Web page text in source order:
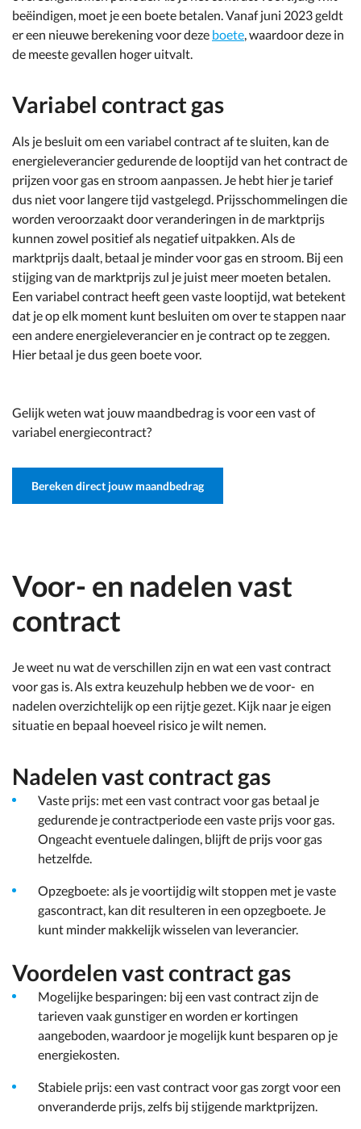
beëindigen, moet je een boete betalen. Vanaf juni 2023 geldt
er een nieuwe berekening voor deze boete , waardoor deze in
de meeste gevallen hoger uitvalt.
Variabel contract gas
Als je besluit om een variabel contract af te sluiten, kan de
energieleverancier gedurende de looptijd van het contract de
prijzen voor gas en stroom aanpassen. Je hebt hier je tarief
dus niet voor langere tijd vastgelegd. Prijsschommelingen die
worden veroorzaakt door veranderingen in de marktprijs
kunnen zowel positief als negatief uitpakken. Als de
marktprijs daalt, betaal je minder voor gas en stroom. Bij een
stijging van de marktprijs zul je juist meer moeten betalen.
Een variabel contract heeft geen vaste looptijd, wat betekent
dat je op elk moment kunt besluiten om over te stappen naar
een andere energieleverancier en je contract op te zeggen.
Hier betaal je dus geen boete voor.
Gelijk weten wat jouw maandbedrag is voor een vast of
variabel energiecontract?
Bereken direct jouw maandbedrag
Voor- en nadelen vast
contract
Je weet nu wat de verschillen zijn en wat een vast contract
voor gas is. Als extra keuzehulp hebben we de voor- en
nadelen overzichtelijk op een rijtje gezet. Kijk naar je eigen
situatie en bepaal hoeveel risico je wilt nemen.
Nadelen vast contract gas
Vaste prijs: met een vast contract voor gas betaal je
gedurende je contractperiode een vaste prijs voor gas.
Ongeacht eventuele dalingen, blijft de prijs voor gas
hetzelfde.
Opzegboete: als je voortijdig wilt stoppen met je vaste
gascontract, kan dit resulteren in een opzegboete. Je
kunt minder makkelijk wisselen van leverancier.
Voordelen vast contract gas
Mogelijke besparingen: bij een vast contract zijn de
tarieven vaak gunstiger en worden er kortingen
aangeboden, waardoor je mogelijk kunt besparen op je
energiekosten.
Stabiele prijs: een vast contract voor gas zorgt voor een
onveranderde prijs, zelfs bij stijgende marktprijzen.